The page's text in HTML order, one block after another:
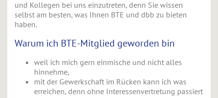
und Kollegen bei uns einzutreten, denn Sie wissen
selbst am besten, was Ihnen BTE und dbb zu bieten
haben.
Warum ich BTE-Mitglied geworden bin
weil ich mich gern einmische und nicht alles
hinnehme,
mit der Gewerkschaft im Rücken kann ich was
erreichen, denn ohne Interessenvertretung passiert